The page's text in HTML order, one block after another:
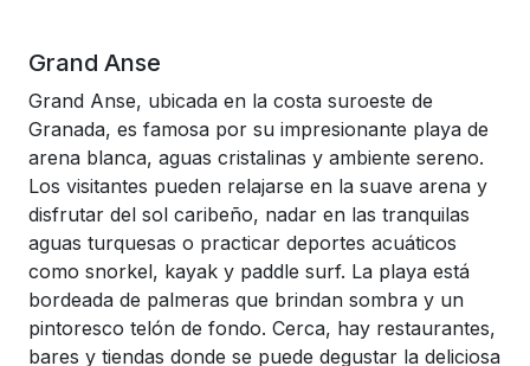
Grand Anse
Grand Anse, ubicada en la costa suroeste de
Granada, es famosa por su impresionante playa de
arena blanca, aguas cristalinas y ambiente sereno.
Los visitantes pueden relajarse en la suave arena y
disfrutar del sol caribeño, nadar en las tranquilas
aguas turquesas o practicar deportes acuáticos
como snorkel, kayak y paddle surf. La playa está
bordeada de palmeras que brindan sombra y un
pintoresco telón de fondo. Cerca, hay restaurantes,
bares y tiendas donde se puede degustar la deliciosa